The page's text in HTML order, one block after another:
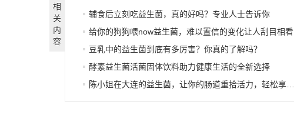
相
关
内
容
辅食后立刻吃益生菌，真的好吗？专业人士告诉你
给你的狗狗喂now益生菌，难以置信的变化让人刮目相看
豆乳中的益生菌到底有多厉害？你真的了解吗？
酵素益生菌活菌固体饮料助力健康生活的全新选择
陈小姐在大连的益生菌，让你的肠道重拾活力，轻松享受美好生活”